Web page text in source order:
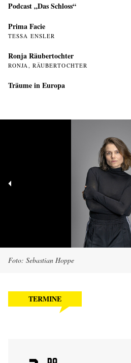
Podcast „Das Schloss“
Prima Facie
TESSA ENSLER
Ronja Räubertochter
RONJA, RÄUBERTOCHTER
Träume in Europa
Foto: Sebastian Hoppe
TERMINE
Do